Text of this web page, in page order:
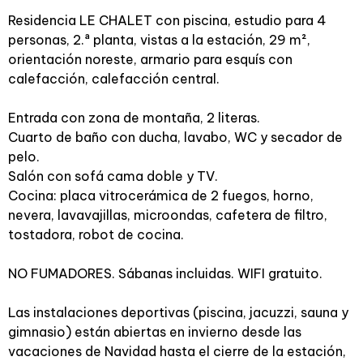
Residencia LE CHALET con piscina, estudio para 4
personas, 2.ª planta, vistas a la estación, 29 m²,
orientación noreste, armario para esquís con
calefacción, calefacción central.
Entrada con zona de montaña, 2 literas.
Cuarto de baño con ducha, lavabo, WC y secador de
pelo.
Salón con sofá cama doble y TV.
Cocina: placa vitrocerámica de 2 fuegos, horno,
nevera, lavavajillas, microondas, cafetera de filtro,
tostadora, robot de cocina.
NO FUMADORES. Sábanas incluidas. WIFI gratuito.
Las instalaciones deportivas (piscina, jacuzzi, sauna y
gimnasio) están abiertas en invierno desde las
vacaciones de Navidad hasta el cierre de la estación,